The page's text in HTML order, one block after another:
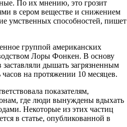
По их мнению, это грозит
в сером веществе и снижением
умственных способностей, пишет
группой американских
Лоры Фонкен. В основу
дышать загрязненным
на протяжении 10 месяцев.
показателям,
где люди вынуждены вдыхать
Некоторые из этих частиц
в статье, опубликованной в